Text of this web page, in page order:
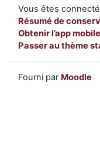
Vous êtes
Résumé de
Obtenir l’app mobile
Passer au thème
Fourni par Moodle